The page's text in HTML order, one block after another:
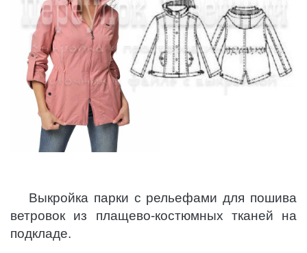
Выкройка парки с рельефами для пошива
ветровок из плащево-костюмных тканей на
подкладе.